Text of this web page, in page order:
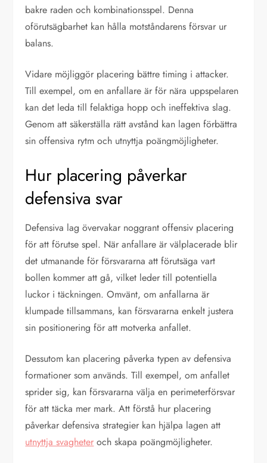
bakre raden och kombinationsspel. Denna
oförutsägbarhet kan hålla motståndarens försvar ur
balans.
Vidare möjliggör placering bättre timing i attacker.
Till exempel, om en anfallare är för nära uppspelaren
kan det leda till felaktiga hopp och ineffektiva slag.
Genom att säkerställa rätt avstånd kan lagen förbättra
sin offensiva rytm och utnyttja poängmöjligheter.
Hur placering påverkar
defensiva svar
Defensiva lag övervakar noggrant offensiv placering
för att förutse spel. När anfallare är välplacerade blir
det utmanande för försvararna att förutsäga vart
bollen kommer att gå, vilket leder till potentiella
luckor i täckningen. Omvänt, om anfallarna är
klumpade tillsammans, kan försvararna enkelt justera
sin positionering för att motverka anfallet.
Dessutom kan placering påverka typen av defensiva
formationer som används. Till exempel, om anfallet
sprider sig, kan försvararna välja en perimeterförsvar
för att täcka mer mark. Att förstå hur placering
påverkar defensiva strategier kan hjälpa lagen att
utnyttja svagheter och skapa poängmöjligheter.